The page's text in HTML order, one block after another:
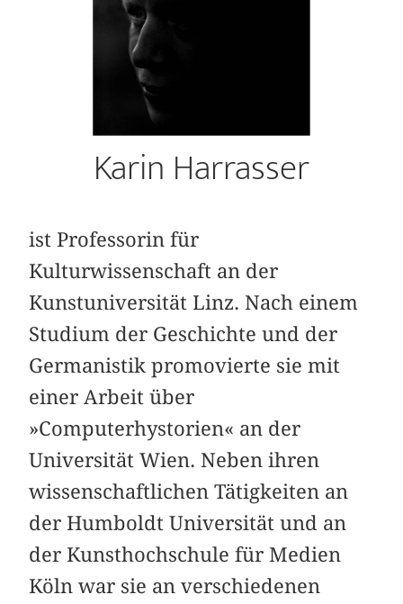
Karin Harrasser
ist Professorin für
Kulturwissenschaft an der
Kunstuniversität Linz. Nach einem
Studium der Geschichte und der
Germanistik promovierte sie mit
einer Arbeit über
»Computerhystorien« an der
Universität Wien. Neben ihren
wissenschaftlichen Tätigkeiten an
der Humboldt Universität und an
der Kunsthochschule für Medien
Köln war sie an verschiedenen